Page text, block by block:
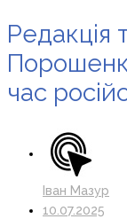
Редакція
час
Іван Мазур
10.07.2025